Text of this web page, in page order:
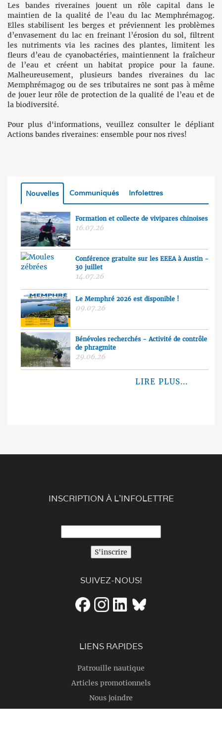
Les bandes riveraines jouent un rôle capital dans le
maintien de la qualité de l’eau du lac Memphrémagog.
Elles stabilisent les berges et préviennent les problèmes
d’envasement du lac en freinant l’érosion du sol, filtrent
les nutriments via les racines des plantes, limitent les
fleurs d’eau de cyanobactéries, maintiennent la fraîcheur
de l’eau et créent un habitat propice pour la faune.
Malheureusement, plusieurs bandes riveraines du lac
Memphrémagog ou de ses tributaires ne sont pas à même
de jouer leur rôle de protection de la qualité de l’eau et de
la biodiversité.
Pour plus d'informations, veuillez consulter le dépliant
Actions bandes riveraines: ensemble pour nos rives!
Nouvelles Communiqués Infolettres
Formation et collecte de vivipares chinoises
16.07.26
Conférence gratuite sur les EEEA à Austin -
30 juillet
14.07.26
Le Memphré 2026 est disponible !
09.07.26
Bénévoles recherchés - Activité de contrôle
de phragmite
29.06.26
LIRE PLUS...
INSCRIPTION À L'INFOLETTRE
S'inscrire
SUIVEZ-NOUS!
LIENS RAPIDES
Patrouille nautique
Articles promotionnels
Nous joindre